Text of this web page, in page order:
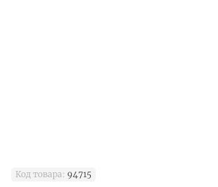
Код товара: 94715